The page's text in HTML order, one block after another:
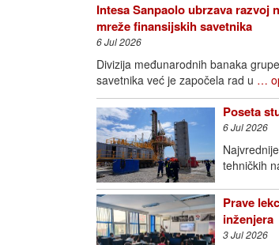
Intesa Sanpaolo ubrzava razvoj
mreže finansijskih savetnika
6 Jul 2026
Divizija međunarodnih banaka
savetnika već je započela rad u …
Poseta
6 Jul 2026
tehničkih
Prave
inženjera
3 Jul 2026